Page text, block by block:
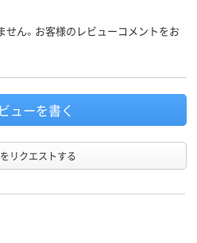
男女兼用 男女兼用
ん。お客様のレビューコメントをお
ューを書く
リクエストする